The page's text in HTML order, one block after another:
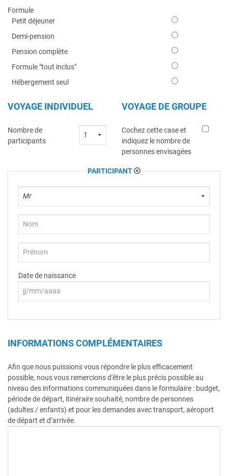
Formule
Petit déjeuner
Demi-pension
Pension complète
Formule "tout inclus"
Hébergement seul
VOYAGE INDIVIDUEL
Nombre de
participants
VOYAGE DE GROUPE
Cochez cette case et
indiquez le nombre de
personnes envisagées
PARTICIPANT
Date de naissance
INFORMATIONS COMPLÉMENTAIRES
Afin que nous puissions vous répondre le plus efficacement
possible, nous vous remercions d'être le plus précis possible au
niveau des informations communiquées dans le formulaire : budget,
période de départ, itinéraire souhaité, nombre de personnes
(adultes / enfants) et pour les demandes avec transport, aéroport
de départ et d’arrivée.